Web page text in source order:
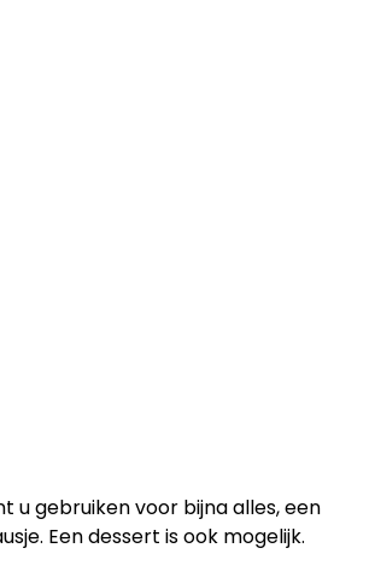
u gebruiken voor bijna alles, een
Een dessert is ook mogelijk.